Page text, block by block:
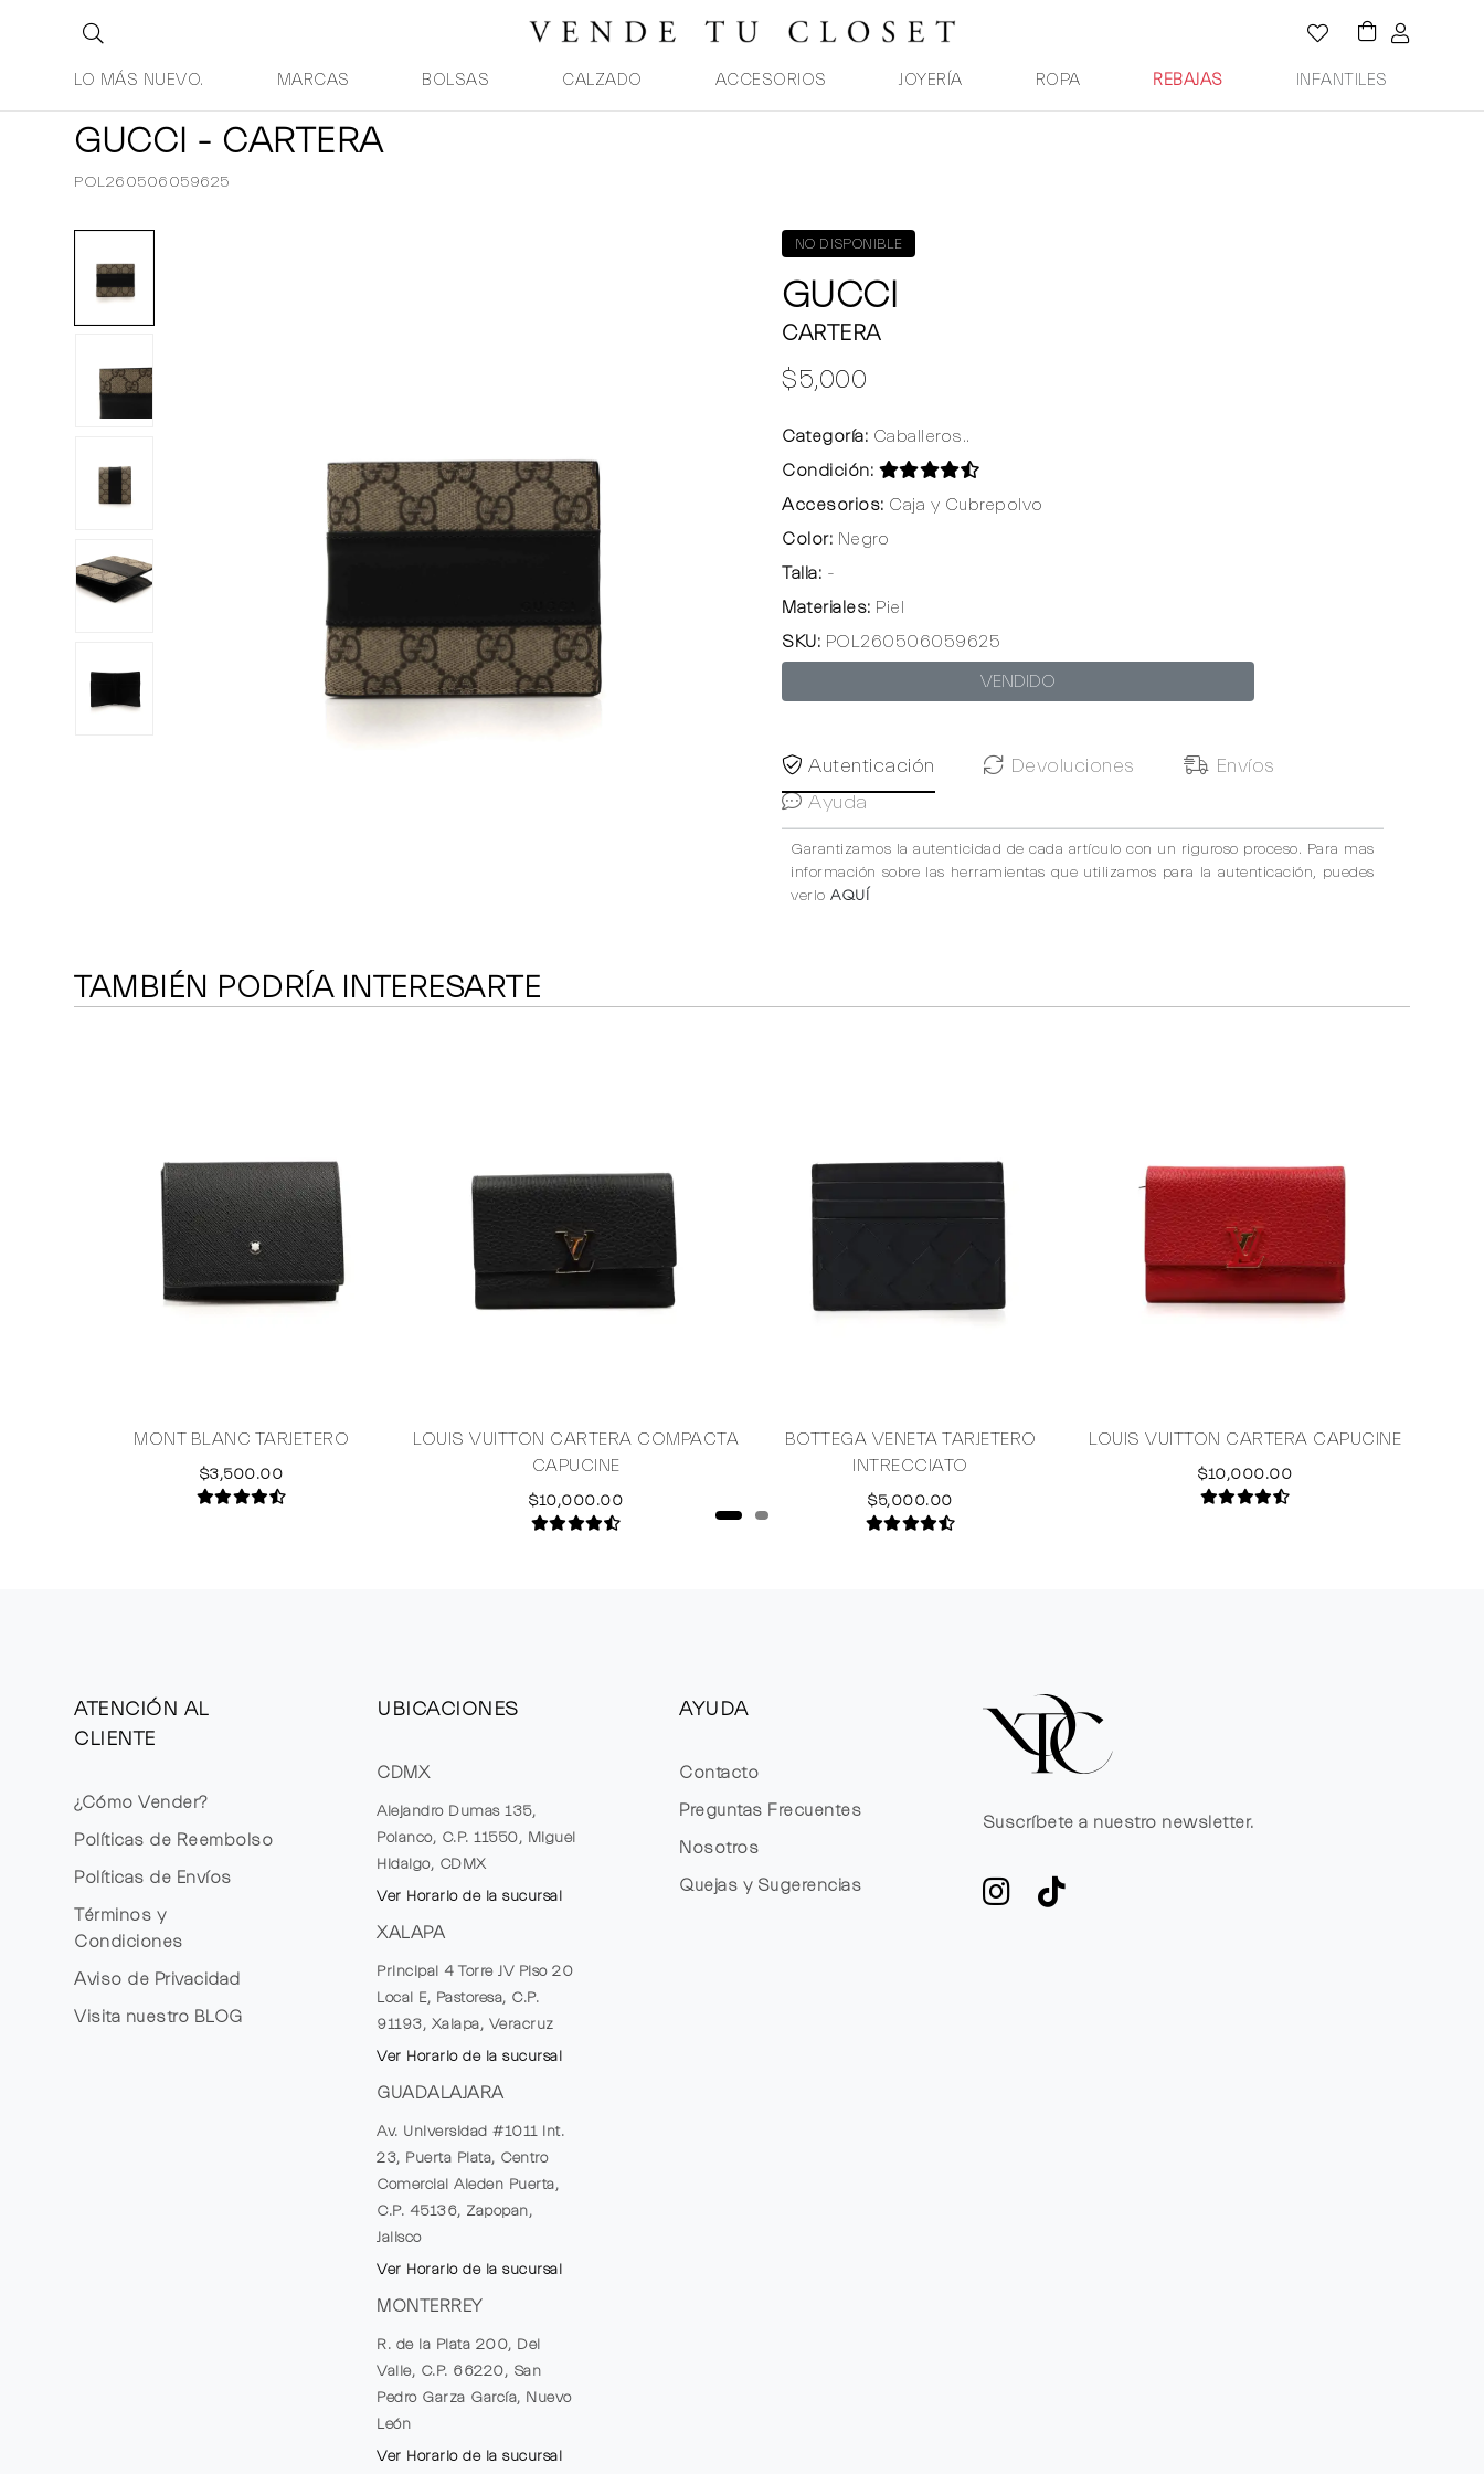
LO MÁS NUEVO. MARCAS BOLSAS CALZADO ACCESORIOS JOYERÍA ROPA REBAJAS INFANTILES
GUCCI - CARTERA
POL260506059625
NO DISPONIBLE
GUCCI
CARTERA
$5,000
Categoría: Caballeros..
Condición:
Accesorios: Caja y Cubrepolvo
Color: Negro
Talla: -
Materiales: Piel
SKU: POL260506059625
VENDIDO
Autenticación Devoluciones
Envíos
Ayuda
Garantizamos la autenticidad de cada artículo con un riguroso proceso. Para mas
información sobre las herramientas que utilizamos para la autenticación, puedes
verlo AQUÍ
TAMBIÉN PODRÍA INTERESARTE
MONT BLANC TARJETERO
$3,500.00
LOUIS VUITTON CARTERA COMPACTA
CAPUCINE
$10,000.00
BOTTEGA VENETA TARJETERO
INTRECCIATO
$5,000.00
LOUIS VUITTON CARTERA CAPUCINE
$10,000.00
ATENCIÓN AL
CLIENTE
¿Cómo Vender?
Políticas de Reembolso
Políticas de Envíos
Términos y
Condiciones
Aviso de Privacidad
Visita nuestro BLOG
UBICACIONES
CDMX
Alejandro Dumas 135,
Polanco, C.P. 11550, Miguel
Hidalgo, CDMX
Ver Horario de la sucursal
XALAPA
Principal 4 Torre JV Piso 20
Local E, Pastoresa, C.P.
91193, Xalapa, Veracruz
Ver Horario de la sucursal
GUADALAJARA
Av. Universidad #1011 Int.
23, Puerta Plata, Centro
Comercial Aleden Puerta,
C.P. 45136, Zapopan,
Jalisco
Ver Horario de la sucursal
MONTERREY
R. de la Plata 200, Del
Valle, C.P. 66220, San
Pedro Garza García, Nuevo
León
Ver Horario de la sucursal
AYUDA
Contacto
Preguntas Frecuentes
Nosotros
Quejas y Sugerencias
Suscríbete a nuestro newsletter.